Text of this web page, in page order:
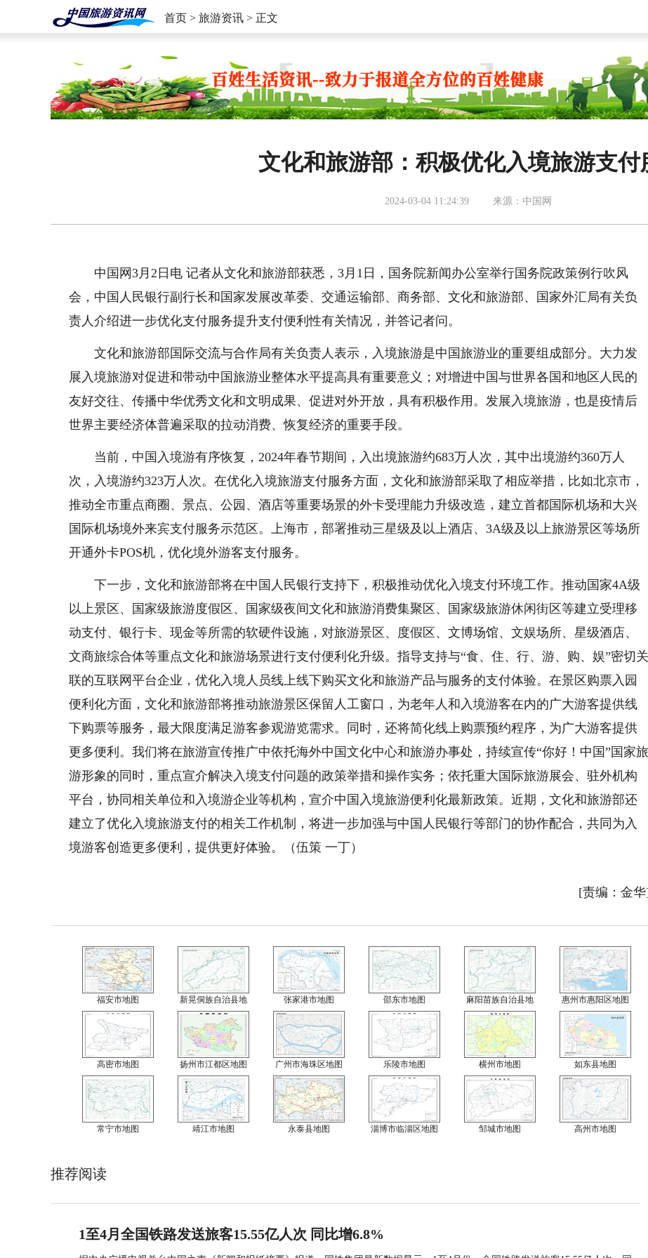
首页 > 旅游资讯 > 正文
文化和旅游部：积极优化入境旅游支付
2024-03-04 11:24:39 来源：中国网
中国网3月2日电 记者从文化和旅游部获悉，3月1日，国务院新闻办公室举行国务院政策例行吹风
会，中国人民银行副行长和国家发展改革委、交通运输部、商务部、文化和旅游部、国家外汇局有关负
责人介绍进一步优化支付服务提升支付便利性有关情况，并答记者问。
文化和旅游部国际交流与合作局有关负责人表示，入境旅游是中国旅游业的重要组成部分。大力发
展入境旅游对促进和带动中国旅游业整体水平提高具有重要意义；对增进中国与世界各国和地区人民的
友好交往、传播中华优秀文化和文明成果、促进对外开放，具有积极作用。发展入境旅游，也是疫情后
世界主要经济体普遍采取的拉动消费、恢复经济的重要手段。
当前，中国入境游有序恢复，2024年春节期间，入出境旅游约683万人次，其中出境游约360万人
次，入境游约323万人次。在优化入境旅游支付服务方面，文化和旅游部采取了相应举措，比如北京市，
推动全市重点商圈、景点、公园、酒店等重要场景的外卡受理能力升级改造，建立首都国际机场和大兴
国际机场境外来宾支付服务示范区。上海市，部署推动三星级及以上酒店、3A级及以上旅游景区等场所
开通外卡POS机，优化境外游客支付服务。
下一步，文化和旅游部将在中国人民银行支持下，积极推动优化入境支付环境工作。推动国家4A级
以上景区、国家级旅游度假区、国家级夜间文化和旅游消费集聚区、国家级旅游休闲街区等建立受理移
动支付、银行卡、现金等所需的软硬件设施，对旅游景区、度假区、文博场馆、文娱场所、星级酒店、
文商旅综合体等重点文化和旅游场景进行支付便利化升级。指导支持与“食、住、行、游、购、娱”密切关
联的互联网平台企业，优化入境人员线上线下购买文化和旅游产品与服务的支付体验。在景区购票入园
便利化方面，文化和旅游部将推动旅游景区保留人工窗口，为老年人和入境游客在内的广大游客提供线
下购票等服务，最大限度满足游客参观游览需求。同时，还将简化线上购票预约程序，为广大游客提供
更多便利。我们将在旅游宣传推广中依托海外中国文化中心和旅游办事处，持续宣传“你好！中国”国家旅
游形象的同时，重点宣介解决入境支付问题的政策举措和操作实务；依托重大国际旅游展会、驻外机构
平台，协同相关单位和入境游企业等机构，宣介中国入境旅游便利化最新政策。近期，文化和旅游部还
建立了优化入境旅游支付的相关工作机制，将进一步加强与中国人民银行等部门的协作配合，共同为入
境游客创造更多便利，提供更好体验。（伍策 一丁）
[责编：金
福安市地图 新晃侗族自治县地 张家港市地图 邵东市地图 麻阳苗族自治县地 惠州市惠阳区地图
高密市地图 扬州市江都区地图 广州市海珠区地图 乐陵市地图 横州市地图 如东县地图
常宁市地图 靖江市地图 永泰县地图 淄博市临淄区地图 邹城市地图 高州市地图
推荐阅读
1至4月全国铁路发送旅客15.55亿人次 同比增6.8%